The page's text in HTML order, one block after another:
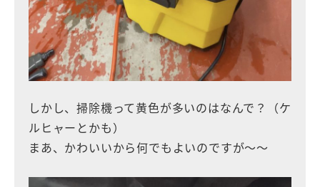
しかし、掃除機って黄色が多いのはなんで？（ケ
ルヒャーとかも）
まあ、かわいいから何でもよいのですが〜〜